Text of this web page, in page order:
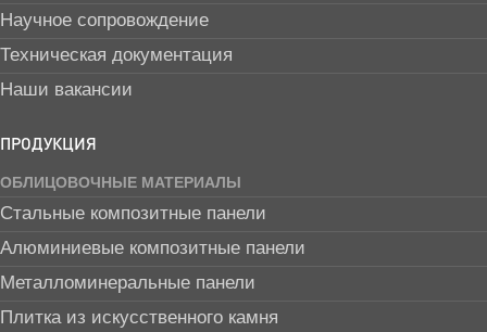
Научное сопровождение
Техническая документация
Наши вакансии
ПРОДУКЦИЯ
ОБЛИЦОВОЧНЫЕ МАТЕРИАЛЫ
Стальные композитные панели
Алюминиевые композитные панели
Металломинеральные панели
Плитка из искусственного камня